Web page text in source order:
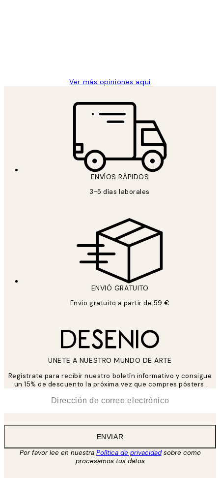
Ver más opiniones aquí
ENVÍOS RÁPIDOS
3-5 días laborales
ENVIÓ GRATUITO
Envío gratuito a partir de 59 €
UNETE A NUESTRO MUNDO DE ARTE
Regístrate para recibir nuestro boletín informativo y consigue
un 15% de descuento la próxima vez que compres pósters.
ENVIAR
Por favor lee en nuestra Política de privacidadsobre como
procesamos tus datos